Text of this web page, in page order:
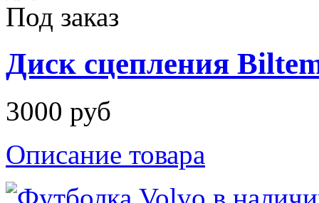
Под заказ
Диск сцепления
3000 руб
Описание товара